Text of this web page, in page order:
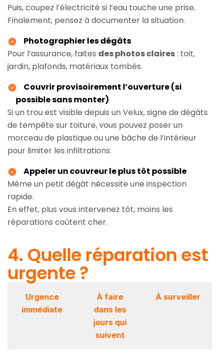
Puis, coupez l’électricité si l’eau touche une prise.
Finalement, pensez à documenter la situation.
Photographier les dégâts
Pour l’assurance, faites des photos claires: toit,
jardin, plafonds, matériaux tombés.
Couvrir provisoirement l’ouverture (si
possible sans monter)
Si un trou est visible depuis un Velux, signe de dégâts
de tempête sur toiture, vous pouvez poser un
morceau de plastique ou une bâche de l’intérieur
pour limiter les infiltrations.
Appeler un couvreur le plus tôt possible
Même un petit dégât nécessite une inspection
rapide.
En effet, plus vous intervenez tôt, moins les
réparations coûtent cher.
4. Quelle réparation est
urgente ?
Urgence
immédiate
À faire
dans les
jours qui
suivent
À surveiller